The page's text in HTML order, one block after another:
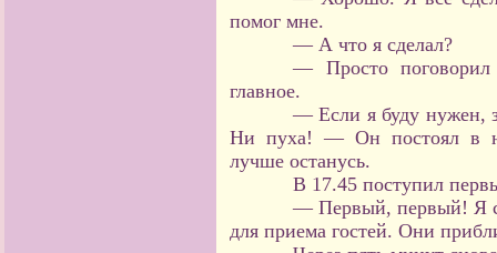
помог мне.
— А что я сделал?
— Просто
главное.
— Если я буду нужен,
Ни пуха! — Он постоял в
лучше останусь.
В 17.45 поступил
— Первый, первый! Я
для приема гостей. Они